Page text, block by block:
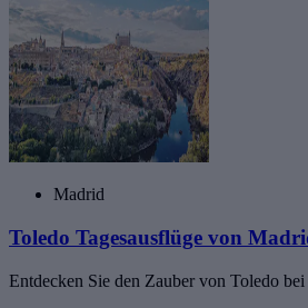
Madrid
Toledo Tagesausflüge von
Entdecken Sie den Zauber von Toledo